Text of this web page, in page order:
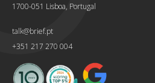
1700-051 Lisboa, Portugal
talk@brief.pt
+351 217 270 004